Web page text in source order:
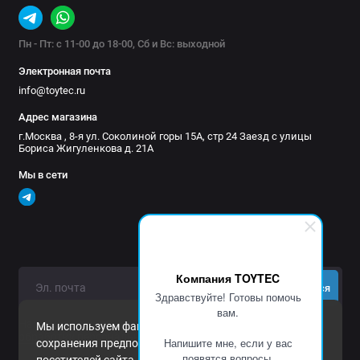
Компания TOYTEC
Здравствуйте! Готовы помочь
вам.
Напишите мне, если у вас
Мы используем файлы cookie и другие средства
сохранения предпочтений и анализа действий
Пн - Пт: с 11-00 до 18-00, Сб и Вс: выходной
Электронная почта
info@toytec.ru
Адрес магазина
г.Москва , 8-я ул. Соколиной горы 15А, стр 24 Заезд с улицы
Бориса Жигуленкова д. 21А
Мы в сети
Подписаться
Нажимая на кнопку «Подписаться», Вы даете
обработку персональных данных.